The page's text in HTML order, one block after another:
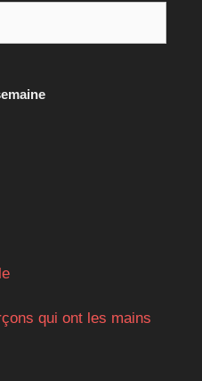
qui ont les mains